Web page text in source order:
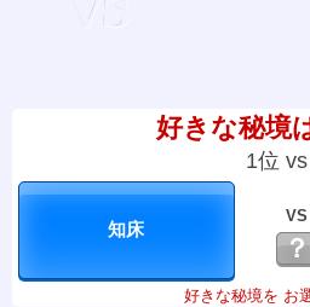
好きな秘境
1位
VS
？
好きな秘境を お